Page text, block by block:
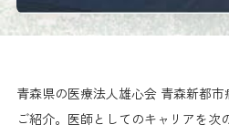
青森県の医療法人雄心会 青森新都
ご紹介。医師としてのキャリアを次